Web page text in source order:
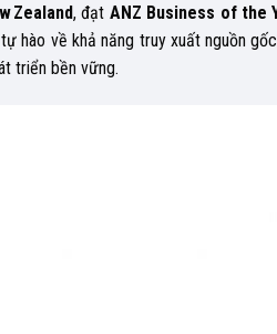
Zealand, đạt ANZ Business of the
hào về khả năng truy xuất nguồn
triển bền vững.